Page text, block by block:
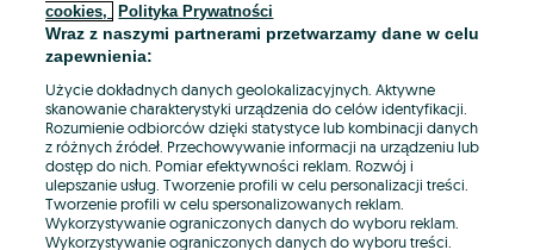
LUB
E-mail
cookies,
Polityka Prywatności
Wraz z naszymi partnerami przetwarzamy dane w celu
zapewnienia:
Użycie dokładnych danych geolokalizacyjnych. Aktywne
skanowanie charakterystyki urządzenia do celów identyfikacji.
Rozumienie odbiorców dzięki statystyce lub kombinacji danych
z różnych źródeł. Przechowywanie informacji na urządzeniu lub
dostęp do nich. Pomiar efektywności reklam. Rozwój i
ulepszanie usług. Tworzenie profili w celu personalizacji treści.
Tworzenie profili w celu spersonalizowanych reklam.
Wykorzystywanie ograniczonych danych do wyboru reklam.
Wykorzystywanie ograniczonych danych do wyboru treści.